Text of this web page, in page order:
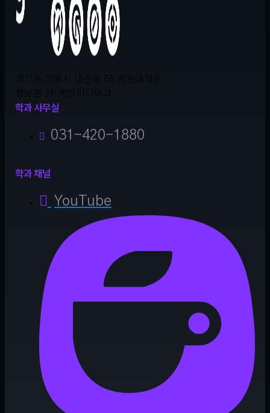
경기도 의왕시 내손동 66 계원대학로
정보관 2F 게임미디어과
학과 사무실
031-420-1880
학과 채널
YouTube